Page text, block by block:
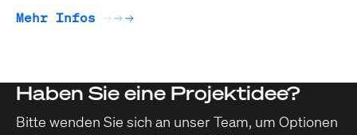
Mehr Infos
Haben Sie eine Projektidee?
Bitte wenden Sie sich an unser Team, um Optionen